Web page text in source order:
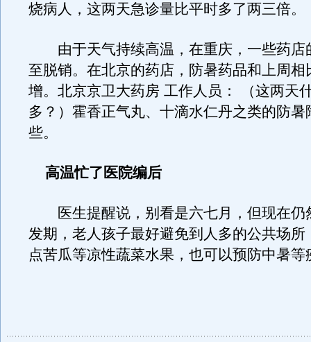
烧病人，这两天急诊量比平时多了两三倍。
由于天气持续高温，在重庆，一些药店
至脱销。在北京的药店，防暑药品和上周相
增。北京京卫大药房 工作人员： （这两天
多？）霍香正气丸、十滴水仁丹之类的防暑
些。
高温忙了医院编后
医生提醒说，别看是六七月，但现在仍
发期，老人孩子最好避免到人多的公共场所
点苦瓜等凉性蔬菜水果，也可以预防中暑等